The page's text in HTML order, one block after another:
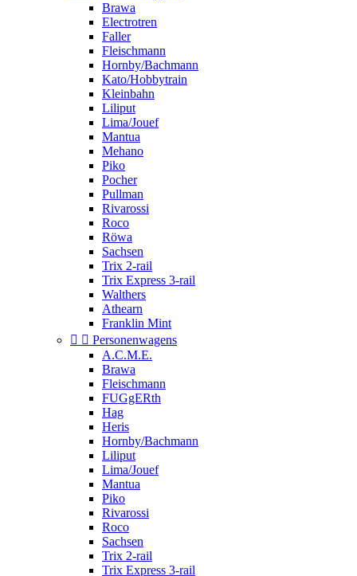
Brawa
Electrotren
Faller
Fleischmann
Hornby/Bachmann
Kato/Hobbytrain
Kleinbahn
Liliput
Lima/Jouef
Mantua
Mehano
Piko
Pocher
Pullman
Rivarossi
Roco
Röwa
Sachsen
Trix 2-rail
Trix Express 3-rail
Walthers
Athearn
Franklin Mint
  Personenwagens
A.C.M.E.
Brawa
Fleischmann
FUGgERth
Hag
Heris
Hornby/Bachmann
Liliput
Lima/Jouef
Mantua
Piko
Rivarossi
Roco
Sachsen
Trix 2-rail
Trix Express 3-rail